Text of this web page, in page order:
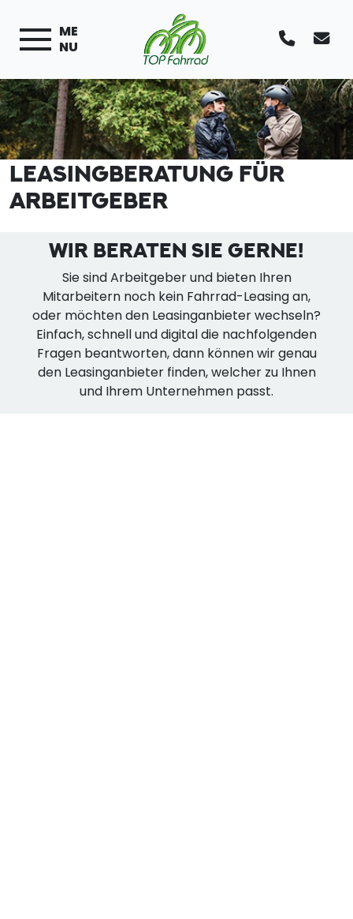
ME
NU
LEASINGBERATUNG FÜR
ARBEITGEBER
WIR BERATEN SIE GERNE!
Sie sind Arbeitgeber und bieten Ihren
Mitarbeitern noch kein Fahrrad-Leasing an,
oder möchten den Leasinganbieter wechseln?
Einfach, schnell und digital die nachfolgenden
Fragen beantworten, dann können wir genau
den Leasinganbieter finden, welcher zu Ihnen
und Ihrem Unternehmen passt.